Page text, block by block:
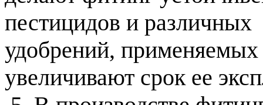
пестицидов и различных
удобрений,
увеличивают срок ее